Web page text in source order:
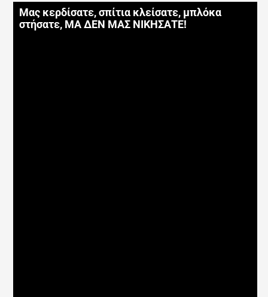
Μας κερδίσατε, σπίτια κλείσατε, μπλόκα
στήσατε, ΜΑ ΔΕΝ ΜΑΣ ΝΙΚΗΣΑΤΕ!